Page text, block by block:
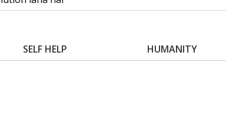
SELF HELP HUMANITY